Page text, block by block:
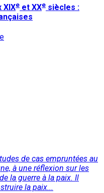
XIXe et XXe siècles :
de cas empruntées au
à une réflexion sur les
la guerre à la paix. Il
la paix...